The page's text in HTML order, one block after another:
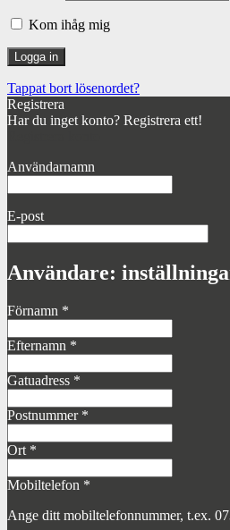
Kom ihåg mig
Tappat bort lösenordet?
Registrera
Har du inget konto? Registrera ett!
Användarnamn
E-post
Användare:
Förnamn *
Efternamn *
Gatuadress *
Postnummer *
Ort *
Mobiltelefon *
Ange ditt mobiltelefonnummer, t.ex.